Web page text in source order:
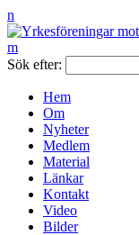
n
m
Sök efter:
Hem
Om
Nyheter
Medlem
Material
Länkar
Kontakt
Video
Bilder